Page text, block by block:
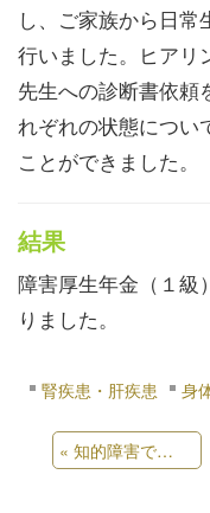
し、ご家族から日
行いました。ヒアリ
先生への診断書依頼
れぞれの状態につい
ことができました。
結果
障害厚生年金（１級
りました。
腎疾患・肝疾患 身
«知的障害での受給例